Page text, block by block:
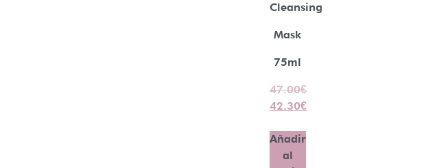
Cleansing
Mask
75ml
47.00€
42.30€
Añadir
al